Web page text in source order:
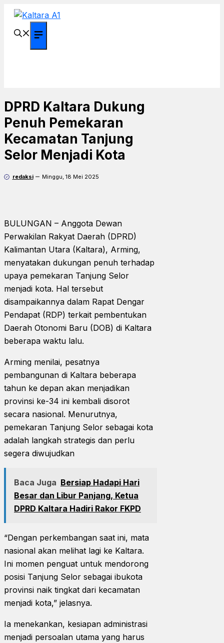
Langsung
DPRD Kaltara Dukung
Penuh Pemekaran
Kecamatan Tanjung
Selor Menjadi Kota
redaksi Minggu, 18 Mei 2025
BULUNGAN – Anggota Dewan
Perwakilan Rakyat Daerah (DPRD)
Kalimantan Utara (Kaltara), Arming,
menyatakan dukungan penuh terhadap
upaya pemekaran Tanjung Selor
menjadi kota. Hal tersebut
disampaikannya dalam Rapat Dengar
Pendapat (RDP) terkait pembentukan
Daerah Otonomi Baru (DOB) di Kaltara
beberapa waktu lalu.
Arming menilai, pesatnya
pembangunan di Kaltara beberapa
tahun ke depan akan menjadikan
provinsi ke-34 ini kembali disorot
secara nasional. Menurutnya,
pemekaran Tanjung Selor sebagai kota
adalah langkah strategis dan perlu
segera diwujudkan
Baca Juga Bersiap Hadapi Hari
Besar dan Libur Panjang, Ketua
DPRD Kaltara Hadiri Rakor FKPD
“Dengan perkembangan saat ini, mata
nasional akan melihat lagi ke Kaltara.
Ini momen penguat untuk mendorong
posisi Tanjung Selor sebagai ibukota
provinsi naik tingkat dari kecamatan
menjadi kota,” jelasnya.
Ia menekankan, kesiapan administrasi
menjadi persoalan utama yang harus